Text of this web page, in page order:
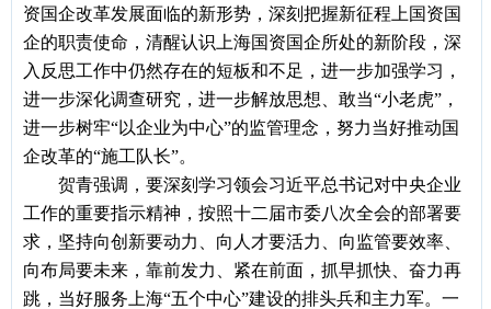
资国企改革发展面临的新形势，深刻把握新征程上国资国
企的职责使命，清醒认识上海国资国企所处的新阶段，深
入反思工作中仍然存在的短板和不足，进一步加强学习，
进一步深化调查研究，进一步解放思想、敢当“小老虎”，
进一步树牢“以企业为中心”的监管理念，努力当好推动国
企改革的“施工队长”。
贺青强调，要深刻学习领会习近平总书记对中央企业
工作的重要指示精神，按照十二届市委八次全会的部署要
求，坚持向创新要动力、向人才要活力、向监管要效率、
向布局要未来，靠前发力、紧在前面，抓早抓快、奋力再
跳，当好服务上海“五个中心”建设的排头兵和主力军。一